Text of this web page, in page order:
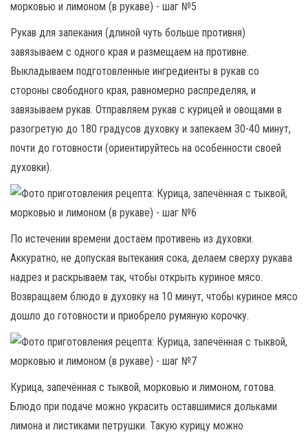
Рукав для запекания (длиной чуть больше противня)
завязываем с одного края и размещаем на противне.
Выкладываем подготовленные ингредиенты в рукав со
стороны свободного края, равномерно распределяя, и
завязываем рукав. Отправляем рукав с курицей и овощами в
разогретую до 180 градусов духовку и запекаем 30-40 минут,
почти до готовности (ориентируйтесь на особенности своей
духовки).
По истечении времени достаём противень из духовки.
Аккуратно, не допуская вытекания сока, делаем сверху рукава
надрез и раскрываем так, чтобы открыть куриное мясо.
Возвращаем блюдо в духовку на 10 минут, чтобы куриное мясо
дошло до готовности и приобрело румяную корочку.
Курица, запечённая с тыквой, морковью и лимоном, готова.
Блюдо при подаче можно украсить оставшимися дольками
лимона и листиками петрушки. Такую курицу можно